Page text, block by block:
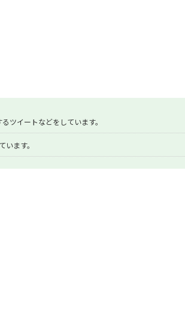
ツイートなどをしています。
ます。